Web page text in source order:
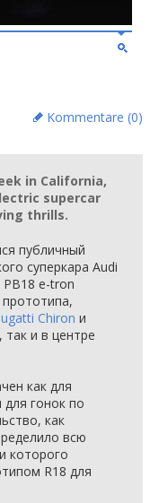
Kommentare (0)
in California,
supercar
thrills.
публичный
суперкара Audi
PB18 e-tron
Chiron и
и в центре
как для
для гонок по
как
всю
которого
R18 для